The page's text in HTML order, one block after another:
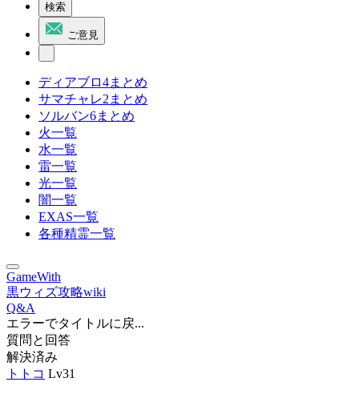
検索
ご意見
ディアブロ4まとめ
サマチャレ2まとめ
ソルバン6まとめ
火一覧
水一覧
雷一覧
光一覧
闇一覧
EXAS一覧
各種精霊一覧
GameWith
黒ウィズ攻略wiki
Q&A
エラーでタイトルに戻...
質問と回答
解決済み
トトコ Lv31